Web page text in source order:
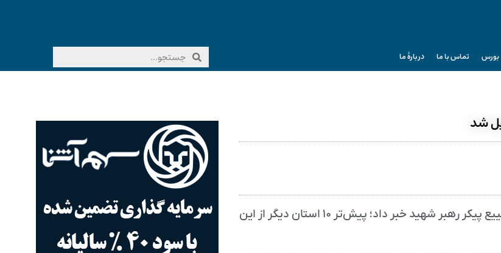
بورس تماس با ما دربارۀ ما
استاندار دیالی عراق از تعطیلی دو روزه این استان به مناسبت تشییع پیکر رهبر شهید خبر داد؛ پیش‌تر ۱۰ استان دیگر از این